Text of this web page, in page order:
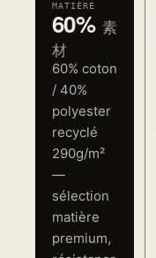
MATIÈRE
60% 素
材
60% coton
/ 40%
polyester
recyclé
290g/m²
—
sélection
matière
premium,